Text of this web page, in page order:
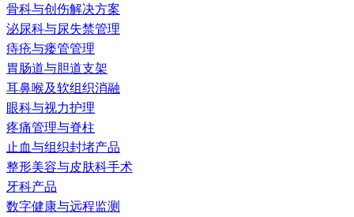
骨科与创伤解决方案
泌尿科与尿失禁管理
痔疮与瘘管管理
胃肠道与胆道支架
耳鼻喉及软组织消融
眼科与视力护理
疼痛管理与脊柱
止血与组织封堵产品
整形美容与皮肤科手术
牙科产品
数字健康与远程监测